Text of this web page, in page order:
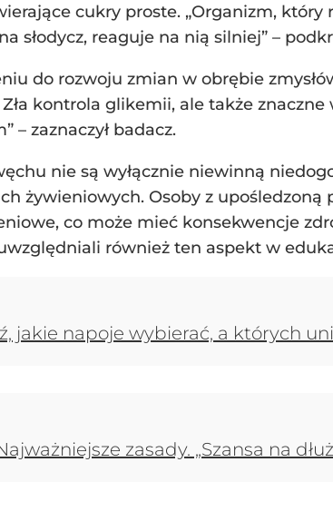
cukry proste. „Organizm, który
słodycz, reaguje na nią silniej” –
do rozwoju zmian w obrębie
kontrola glikemii, ale także
– zaznaczył badacz.
nie są wyłącznie niewinną
żywieniowych. Osoby z
co może mieć konsekwencje
również ten aspekt w
jakie napoje wybierać, a których
zasady. „Szansa na